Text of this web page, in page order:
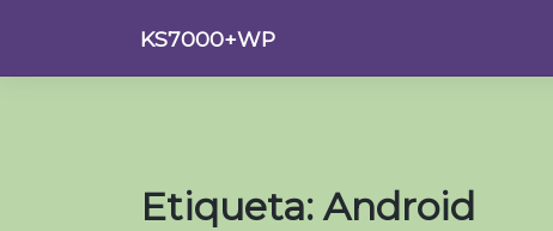
contenido
KS7000+WP
Etiqueta: Android